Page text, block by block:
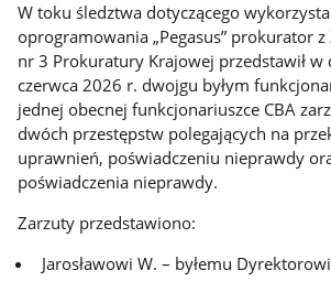
W toku śledztwa dotyczącego
oprogramowania „Pegasus” prokurator z
nr 3 Prokuratury Krajowej przedstawił w
czerwca 2026 r. dwojgu byłym
jednej obecnej funkcjonariuszce CBA
dwóch przestępstw polegających na
uprawnień, poświadczeniu nieprawdy
poświadczenia nieprawdy.
Zarzuty przedstawiono:
Jarosławowi W. – byłemu